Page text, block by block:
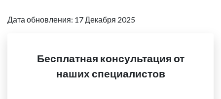
Дата обновления: 17 Декабря 2025
Бесплатная консультация от
наших специалистов